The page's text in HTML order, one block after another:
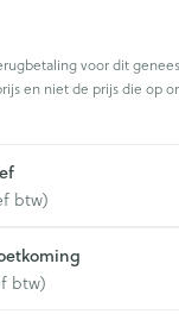
voor dit
en niet de prijs die op
btw)
btw)